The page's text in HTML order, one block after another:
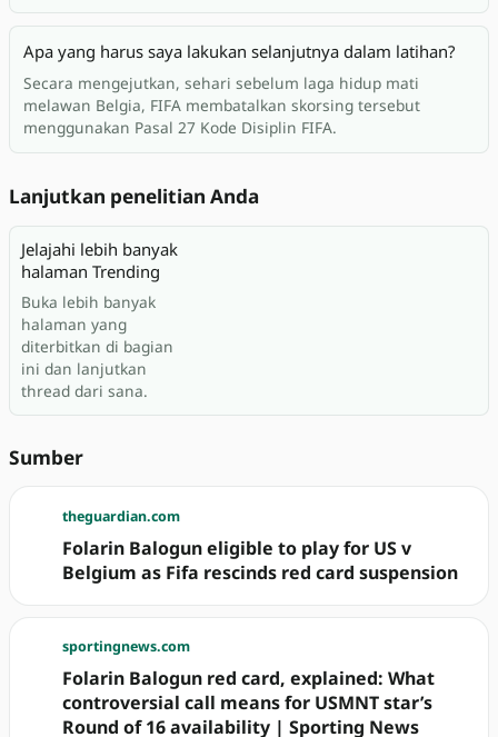
Apa yang harus saya lakukan selanjutnya dalam latihan?
Secara mengejutkan, sehari sebelum laga hidup mati
melawan Belgia, FIFA membatalkan skorsing tersebut
menggunakan Pasal 27 Kode Disiplin FIFA.
Lanjutkan penelitian Anda
Jelajahi lebih banyak
halaman Trending
Buka lebih banyak
halaman yang
diterbitkan di bagian
ini dan lanjutkan
thread dari sana.
Sumber
theguardian.com
Folarin Balogun eligible to play for US v
Belgium as Fifa rescinds red card suspension
sportingnews.com
Folarin Balogun red card, explained: What
controversial call means for USMNT star’s
Round of 16 availability | Sporting News